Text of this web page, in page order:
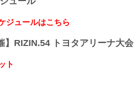
ジュールはこちら
】RIZIN.54 トヨタアリーナ大会
ト